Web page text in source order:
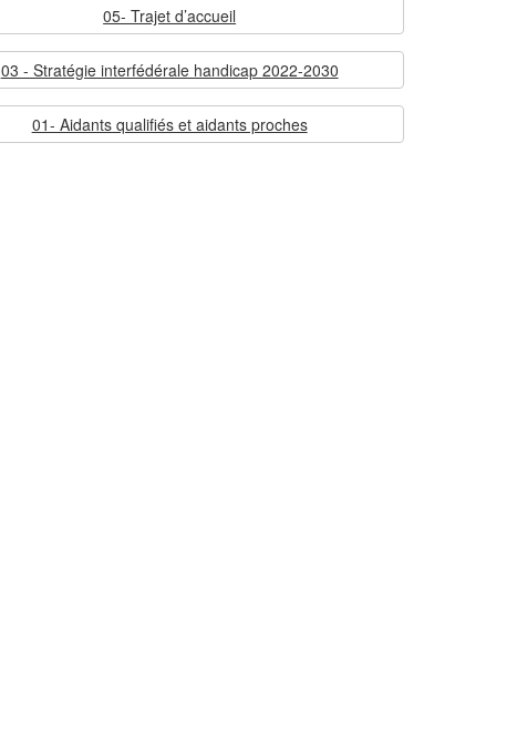
05- Trajet d’accueil
03 - Stratégie interfédérale handicap 2022-2030
01- Aidants qualifiés et aidants proches